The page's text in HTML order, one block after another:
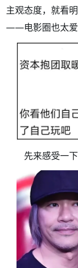
主观态度，就看
——电影圈也太爱
先来感受一